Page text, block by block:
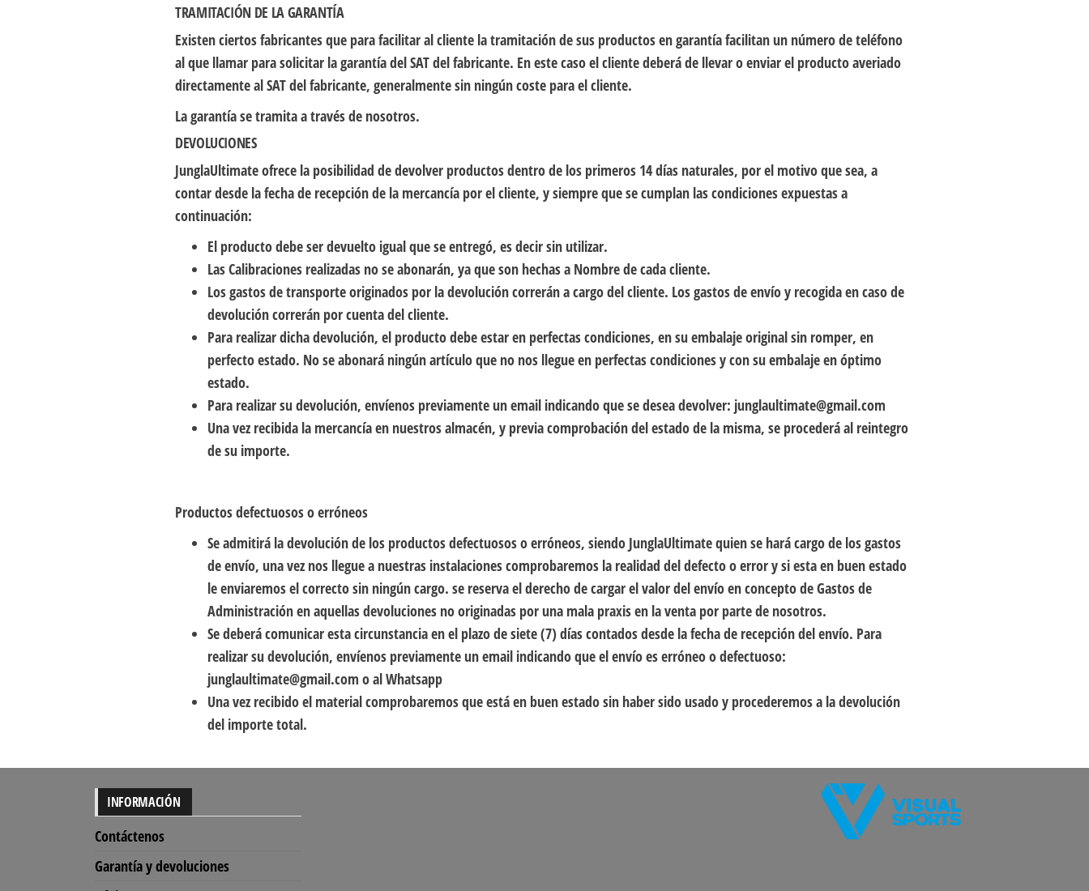
TRAMITACIÓN DE LA GARANTÍA
Existen ciertos fabricantes que para facilitar al cliente la tramitación de sus productos en garantía facilitan un número de teléfono
al que llamar para solicitar la garantía del SAT del fabricante. En este caso el cliente deberá de llevar o enviar el producto averiado
directamente al SAT del fabricante, generalmente sin ningún coste para el cliente.
La garantía se tramita a través de nosotros.
DEVOLUCIONES
JunglaUltimate ofrece la posibilidad de devolver productos dentro de los primeros 14 días naturales, por el motivo que sea, a
contar desde la fecha de recepción de la mercancía por el cliente, y siempre que se cumplan las condiciones expuestas a
continuación:
El producto debe ser devuelto igual que se entregó, es decir sin utilizar.
Las Calibraciones realizadas no se abonarán, ya que son hechas a Nombre de cada cliente.
Los gastos de transporte originados por la devolución correrán a cargo del cliente. Los gastos de envío y recogida en caso de
devolución correrán por cuenta del cliente.
Para realizar dicha devolución, el producto debe estar en perfectas condiciones, en su embalaje original sin romper, en
perfecto estado. No se abonará ningún artículo que no nos llegue en perfectas condiciones y con su embalaje en óptimo
estado.
Para realizar su devolución, envíenos previamente un email indicando que se desea devolver: junglaultimate@gmail.com
Una vez recibida la mercancía en nuestros almacén, y previa comprobación del estado de la misma, se procederá al reintegro
de su importe.
Productos defectuosos o erróneos
Se admitirá la devolución de los productos defectuosos o erróneos, siendo JunglaUltimate quien se hará cargo de los gastos
de envío, una vez nos llegue a nuestras instalaciones comprobaremos la realidad del defecto o error y si esta en buen estado
le enviaremos el correcto sin ningún cargo. se reserva el derecho de cargar el valor del envío en concepto de Gastos de
Administración en aquellas devoluciones no originadas por una mala praxis en la venta por parte de nosotros.
Se deberá comunicar esta circunstancia en el plazo de siete (7) días contados desde la fecha de recepción del envío. Para
realizar su devolución, envíenos previamente un email indicando que el envío es erróneo o defectuoso:
junglaultimate@gmail.com o al Whatsapp
Una vez recibido el material comprobaremos que está en buen estado sin haber sido usado y procederemos a la devolución
del importe total.
INFORMACIÓN
Contáctenos
Garantía y devoluciones